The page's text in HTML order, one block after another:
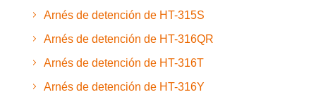
Arnés de detención de HT-315S
Arnés de detención de HT-316QR
Arnés de detención de HT-316T
Arnés de detención de HT-316Y